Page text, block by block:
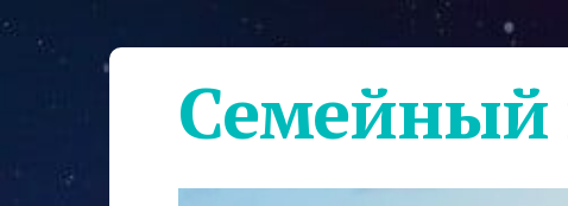
Семейный